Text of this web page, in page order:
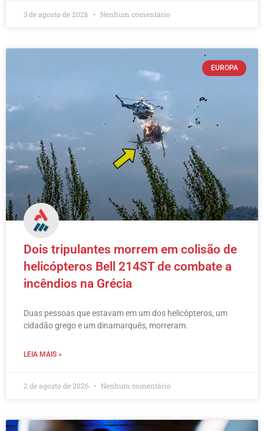
3 de agosto de 2026 Nenhum comentário
EUROPA
Dois tripulantes morrem em colisão de
helicópteros Bell 214ST de combate a
incêndios na Grécia
Duas pessoas que estavam em um dos helicópteros, um
cidadão grego e um dinamarquês, morreram.
LEIA MAIS »
2 de agosto de 2026 Nenhum comentário